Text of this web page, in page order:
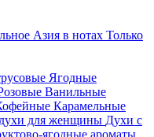
Азия в нотах Только
Ягодные
Ванильные
Карамельные
для женщины Духи с
ягодные ароматы